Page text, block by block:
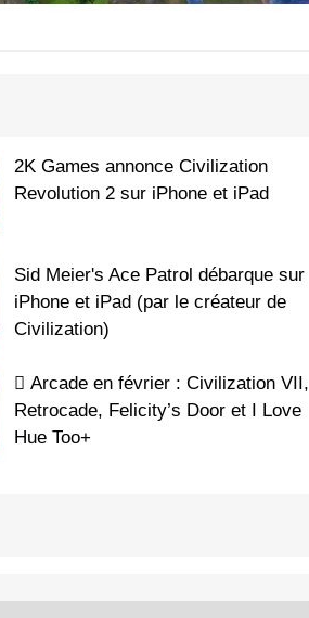
2K Games annonce Civilization
Revolution 2 sur iPhone et iPad
Sid Meier's Ace Patrol débarque sur
iPhone et iPad (par le créateur de
Civilization)
 Arcade en février : Civilization VII,
Retrocade, Felicity’s Door et I Love
Hue Too+